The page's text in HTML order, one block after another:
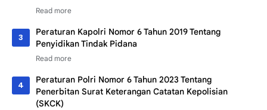
Peraturan Kapolri Nomor 6 Tahun 2019 Tentang
Penyidikan Tindak Pidana
Peraturan Polri Nomor 6 Tahun 2023 Tentang
Penerbitan Surat Keterangan Catatan Kepolisian
(SKCK)